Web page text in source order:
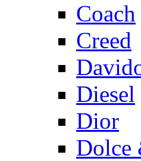
Coach
Creed
Diesel
Dior
Dolce